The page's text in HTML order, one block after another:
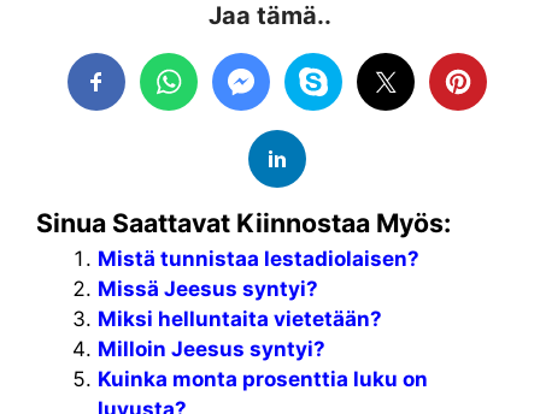
Jaa tämä..
Sinua Saattavat Kiinnostaa Myös:
Mistä tunnistaa lestadiolaisen?
Missä Jeesus syntyi?
Miksi helluntaita vietetään?
Milloin Jeesus syntyi?
Kuinka monta prosenttia luku on